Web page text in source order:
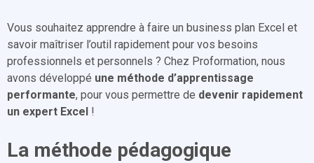
Vous souhaitez apprendre à faire un business plan Excel et
savoir maîtriser l’outil rapidement pour vos besoins
professionnels et personnels ? Chez Proformation, nous
avons développé une méthode d’apprentissage
performante, pour vous permettre de devenir rapidement
un expert Excel !
La méthode pédagogique